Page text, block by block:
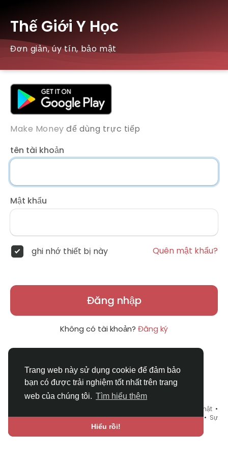
Trang web này sử dụng cookie để đảm bảo
bạn có được trải nghiệm tốt nhất trên trang
web của chúng tôi. Tìm hiểu thêm
Hiểu rồi!
Thế Giới Y Học
Đơn giản, úy tín, bảo mật
Make Money để dùng trực tiếp
tên tài khoản
Mật khẩu
ghi nhớ thiết bị này Quên mật khẩu?
Đăng nhập
Không có tài khoản? Đăng ký
Chính sách bảo mật •
Liên hệ chúng tôi•Bao Quát•Danh mục•Blog•Diễn đàn• Sự
Chợ Tình•